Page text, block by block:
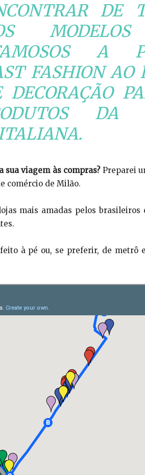
DE
A
FASHION AO
DECORAÇÃO
DA
sua viagem às compras?Preparei
comércio de Milão.
mais amadas pelos brasileiros
à pé ou, se preferir, de metrô